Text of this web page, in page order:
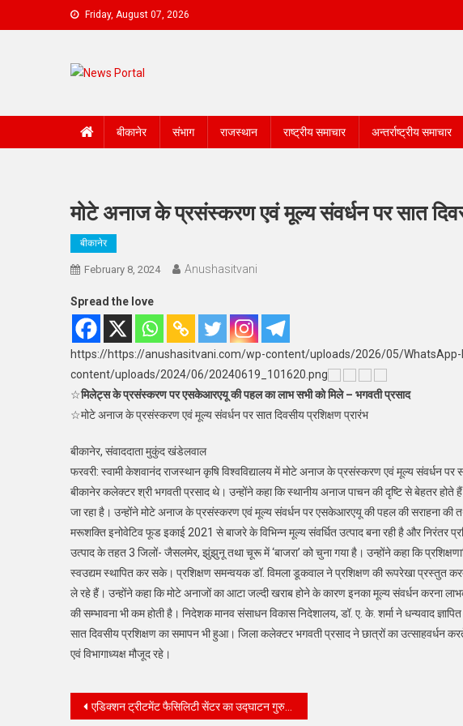
to
Friday, August 07, 2026
बीकानेर संभाग राजस्थान राष्ट्रीय समाचार अन्तर्राष्ट्रीय समाचार
मोटे अनाज के प्रसंस्करण एवं मूल्य संवर्धन पर सात
बीकानेर
February 8, 2024 Anushasitvani
Spread the love
https://https://anushasitvani.com/wp-content/uploads/2026/05/
content/uploads/2024/06/20240619_101620.png
☆मिलेट्स के प्रसंस्करण पर एसकेआरएयू की पहल का लाभ सभी को मिले – भगवती प्रसाद
☆मोटे अनाज के प्रसंस्करण एवं मूल्य संवर्धन पर सात दिवसीय प्रशिक्षण प्रारंभ
बीकानेर, संवाददाता मुकुंद खंडेलवाल
फरवरी: स्वामी केशवानंद राजस्थान कृषि विश्वविद्यालय में मोटे अनाज के प्रसंस्करण एवं मूल्य संवर्धन पर
बीकानेर कलेक्टर श्री भगवती प्रसाद थे। उन्होंने कहा कि स्थानीय अनाज पाचन की दृष्टि से बेहतर होते
जा रहा है। उन्होंने मोटे अनाज के प्रसंस्करण एवं मूल्य संवर्धन पर एसकेआरएयू की पहल की सराहना की
मरूशक्ति इनोवेटिव फूड इकाई 2021 से बाजरे के विभिन्न मूल्य संवर्धित उत्पाद बना रही है और निरंतर
उत्पाद के तहत 3 जिलों- जैसलमेर, झुंझुनू तथा चूरू में ‘बाजरा’ को चुना गया है। उन्होंने कहा कि
स्वउद्यम स्थापित कर सके। प्रशिक्षण समन्वयक डॉ. विमला डूकवाल ने प्रशिक्षण की रूपरेखा प्रस्तुत
ले रहे हैं। उन्होंने कहा कि मोटे अनाजों का आटा जल्दी खराब होने के कारण इनका मूल्य संवर्धन करना
की सम्भावना भी कम होती है। निदेशक मानव संसाधन विकास निदेशालय, डॉ. ए. के. शर्मा ने धन्यवाद
सात दिवसीय प्रशिक्षण का समापन भी हुआ। जिला कलेक्टर भगवती प्रसाद ने छात्रों का
एवं विभागाध्यक्ष मौजूद रहे।
Post
एडिक्शन ट्रीटमेंट फैसिलिटी सेंटर का उद्घाटन गुरुवार को